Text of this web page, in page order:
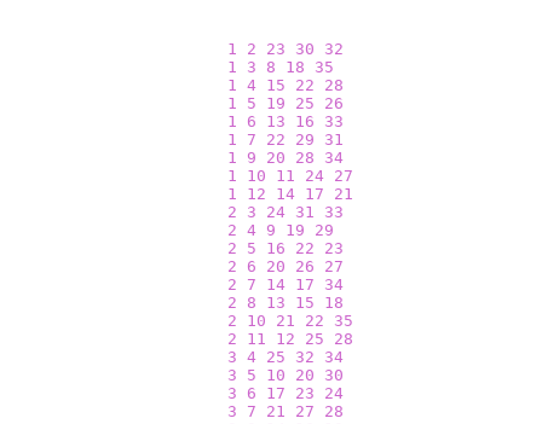
1 2 23 30
32
1
3 8 18
35
1 4 15 22
28
1
5 19 25
26
1
6 13 16
33
1
7 22 29
31
1
9 20 28
34
1
10 11 24 27
1
12 14 17
21
2
3 24 31
33
2 4 9 19
29
2
5 16 22
23
2
6 20 26
27
2
7 14 17
34
2
8 13 15
18
2
10 21 22
35
2
11 12 25
28
3 4 25 32
34
3
5 10 20
30
3
6 17 23
24
3
7 21 27
28